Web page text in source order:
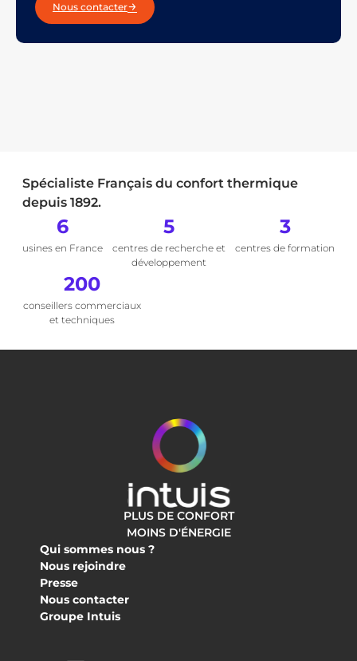
Nous contacter
Spécialiste Français du confort thermique
depuis 1892.
6
usines en France
5
centres de recherche et
développement
3
centres de formation
200
conseillers commerciaux
et techniques
PLUS DE CONFORT
MOINS D'ÉNERGIE
Qui sommes nous ?
Nous rejoindre
Presse
Nous contacter
Groupe Intuis